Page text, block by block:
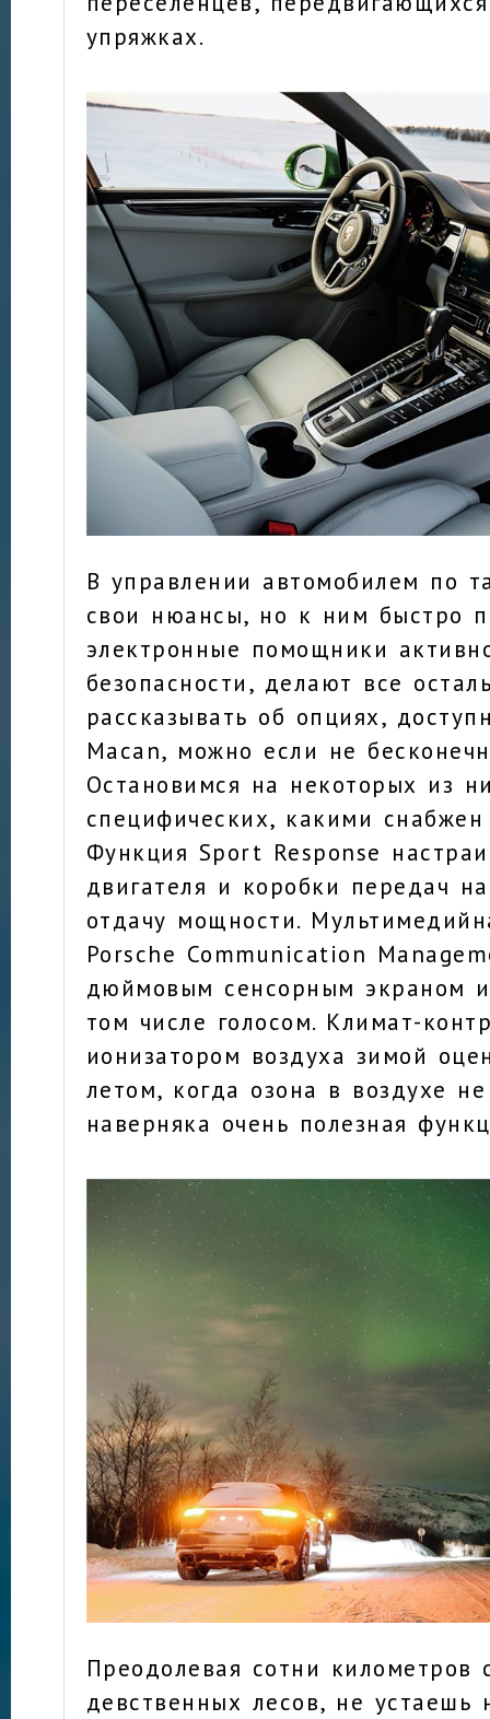
упряжках.
В управлении автомобилем по
свои нюансы, но к ним быстро
электронные помощники
безопасности, делают все
рассказывать об опциях,
Macan, можно если не
Остановимся на некоторых из
специфических, какими
Функция Sport Response
двигателя и коробки передач
отдачу мощности.
Porsche Communication
дюймовым сенсорным экраном и
том числе голосом. Климат-
ионизатором воздуха зимой
летом, когда озона в воздухе
наверняка очень полезная
Преодолевая сотни километров
девственных лесов, не устаешь